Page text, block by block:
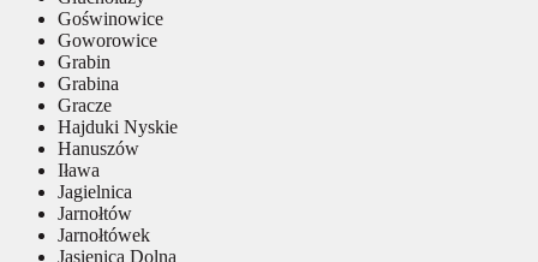
Goświnowice
Goworowice
Grabin
Grabina
Gracze
Hajduki Nyskie
Hanuszów
Iława
Jagielnica
Jarnołtów
Jarnołtówek
Jasienica Dolna